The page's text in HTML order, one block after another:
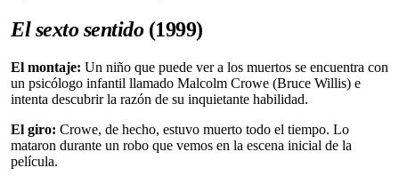
El sexto sentido(1999)
El montaje: Un niño que puede ver a los muertos se encuentra con
un psicólogo infantil llamado Malcolm Crowe (Bruce Willis) e
intenta descubrir la razón de su inquietante habilidad.
El giro: Crowe, de hecho, estuvo muerto todo el tiempo. Lo
mataron durante un robo que vemos en la escena inicial de la
película.